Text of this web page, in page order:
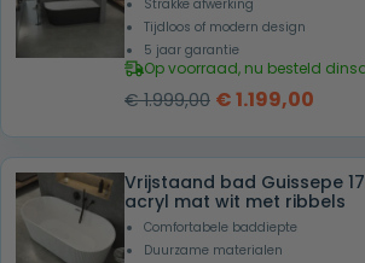
Strakke afwerking
Tijdloos of modern design
5 jaar garantie
Op voorraad, nu besteld
€1.999,00 Oorspronkelijke
was:
€ 1.999,00.
€1.199,00
is:
€
Vrijstaand bad Guissepe
acryl mat wit met ribbels
Comfortabele baddiepte
Duurzame materialen